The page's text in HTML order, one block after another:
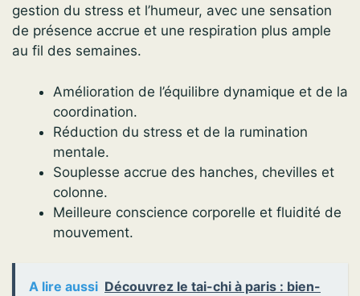
gestion du stress et l’humeur, avec une sensation
de présence accrue et une respiration plus ample
au fil des semaines.
Amélioration de l’équilibre dynamique et de la
coordination.
Réduction du stress et de la rumination
mentale.
Souplesse accrue des hanches, chevilles et
colonne.
Meilleure conscience corporelle et fluidité de
mouvement.
A lire aussi Découvrez le tai-chi à paris : bien-